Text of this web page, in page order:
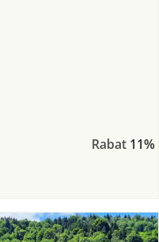
Rabat 11%